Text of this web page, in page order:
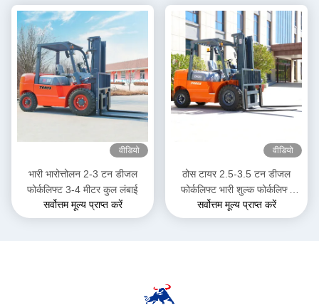
वीडियो
भारी भारोत्तोलन 2-3 टन डीजल
फोर्कलिफ्ट 3-4 मीटर कुल लंबाई
सर्वोत्तम मूल्य प्राप्त करें
वीडियो
ठोस टायर 2.5-3.5 टन डीजल
फोर्कलिफ्ट भारी शुल्क फोर्कलिफ्ट
ट्रक गोदाम के लिए
सर्वोत्तम मूल्य प्राप्त करें